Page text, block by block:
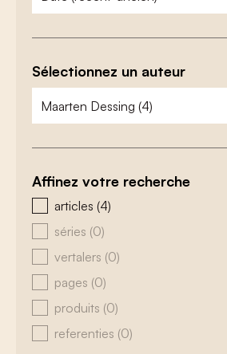
Sélectionnez un auteur
zoeken - auteurs
sélectionnez le contenu
Affinez votre recherche
zoeken - type
articles (4)
séries (0)
vertalers (0)
pages (0)
produits (0)
referenties (0)